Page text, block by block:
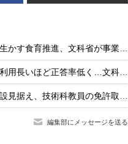
栄養教諭の専門性を生かす食育推進、文科省が事業公募
全国学力調査、SNS利用長いほど正答率低く…文科相8/4会見
「情報・技術科」創設見据え、技術科教員の免許取得講座を全国実施…兵庫教育大
編集部にメッセージを送る